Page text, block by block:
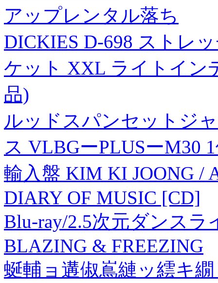
アップレンタル落ち
DICKIES D-698 ストレ
ケット XXL ライトイン
品)
ルッドスパンセットジ
ス VLBGーPLUSーM30
輸入盤 KIM KI JOONG /
DIARY OF MUSIC [CD]
Blu-ray/2.5次元ダンスラ
BLAZING & FREEZING
蜒輔ョ遘俶嶌縺ッ繧キ